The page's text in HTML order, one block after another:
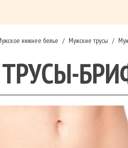
нижнее белье / Мужские трусы /